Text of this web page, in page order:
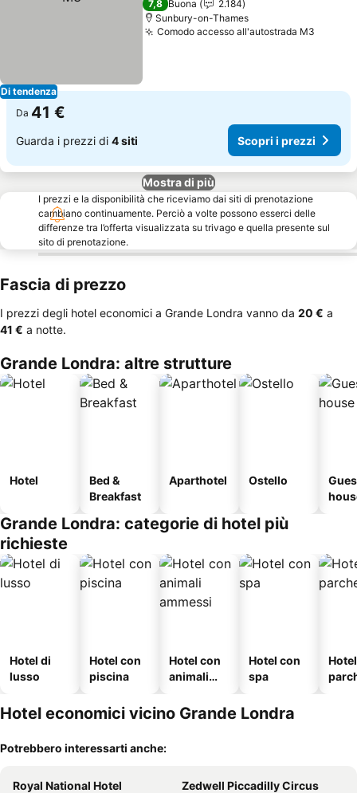
Di tendenza
7,8 Buona
2.184
Sunbury-on-Thames
Comodo accesso all'autostrada M3
Da 41 €
Guarda i prezzi di 4 siti Scopri i prezzi
Mostra di più
I prezzi e la disponibilità che riceviamo dai siti di prenotazione
cambiano continuamente. Perciò a volte possono esserci delle
differenze tra l’offerta visualizzata su trivago e quella presente sul
sito di prenotazione.
Fascia di prezzo
I prezzi degli hotel economici a Grande Londra vanno da ‎20 € a
‎41 € a notte.
Grande Londra: altre strutture
Hotel
Bed &
Breakfast
Aparthotel Ostello
Grande Londra: categorie di hotel più
richieste
Hotel di
lusso
Hotel con
piscina
Hotel con
animali
Hotel con
spa
Hotel economici vicino Grande Londra
Potrebbero interessarti anche:
Royal National Hotel
Zedwell Piccadilly Circus